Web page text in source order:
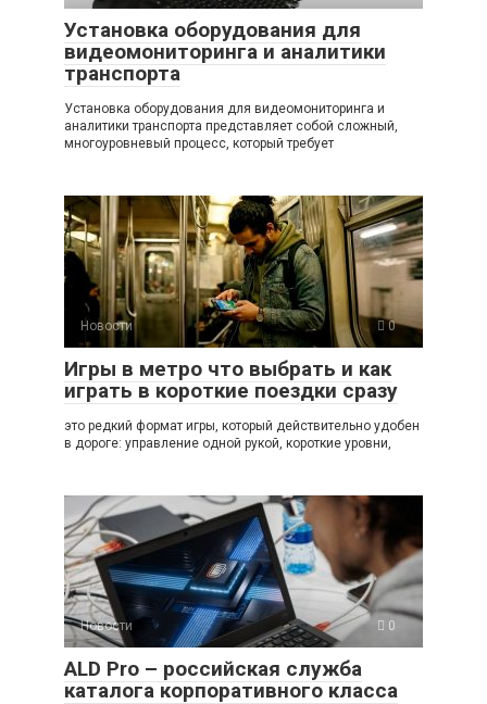
Установка оборудования для
видеомониторинга и аналитики
транспорта
Установка оборудования для видеомониторинга и
аналитики транспорта представляет собой сложный,
многоуровневый процесс, который требует
Новости 0
Игры в метро что выбрать и как
играть в короткие поездки сразу
это редкий формат игры, который действительно удобен
в дороге: управление одной рукой, короткие уровни,
Новости 0
ALD Pro – российская служба
каталога корпоративного класса